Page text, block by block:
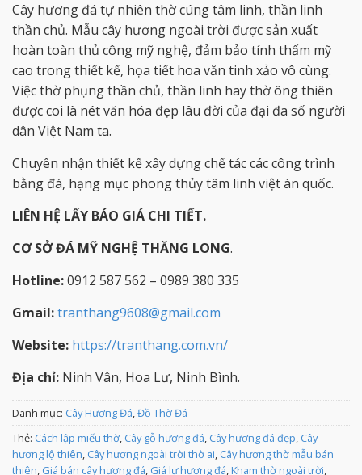
Cây hương đá tự nhiên thờ cúng tâm linh, thần linh
thần chủ. Mẫu cây hương ngoài trời được sản xuất
hoàn toàn thủ công mỹ nghệ, đảm bảo tính thẩm mỹ
cao trong thiết kế, họa tiết hoa văn tinh xảo vô cùng.
Việc thờ phụng thần chủ, thần linh hay thờ ông thiên
được coi là nét văn hóa đẹp lâu đời của đại đa số người
dân Việt Nam ta.
Chuyên nhận thiết kế xây dựng chế tác các công trình
bằng đá, hạng mục phong thủy tâm linh việt àn quốc.
LIÊN HỆ LẤY BÁO GIÁ CHI TIẾT.
CƠ SỞ ĐÁ MỸ NGHỆ THĂNG LONG.
Hotline:0912 587 562 – 0989 380 335
Gmail:tranthang9608@gmail.com
Website: https://tranthang.com.vn/
Địa chỉ: Ninh Vân, Hoa Lư, Ninh Bình.
Danh mục: Cây Hương Đá,Đồ Thờ Đá
Thẻ: Cách lập miếu thờ, Cây gỗ hương đá, Cây hương đá đẹp, Cây
hương lộ thiên, Cây hương ngoài trời thờ ai, Cây hương thờ mẫu bán
thiên, Giá bán cây hương đá, Giá lư hương đá,Kham thờ ngoài trời,